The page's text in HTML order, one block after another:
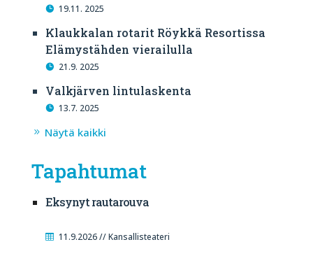
19.11. 2025
Klaukkalan rotarit Röykkä Resortissa
Elämystähden vierailulla
21.9. 2025
Valkjärven lintulaskenta
13.7. 2025
Näytä kaikki
Tapahtumat
Eksynyt rautarouva
11.9.2026 // Kansallisteateri